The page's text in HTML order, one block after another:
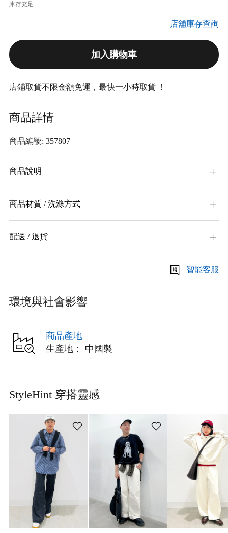
庫存充足
店舖庫存查詢
加入購物車
店鋪取貨不限金額免運，最快一小時取貨 ！
商品詳情
商品編號: 357807
商品說明
商品材質 / 洗滌方式
配送 / 退貨
智能客服
環境與社會影響
商品產地
生產地： 中國製
StyleHint 穿搭靈感